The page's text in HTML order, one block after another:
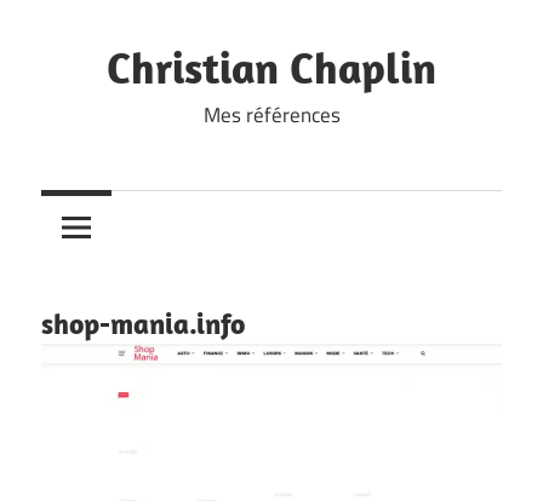
Christian Chaplin
Mes références
shop-mania.info